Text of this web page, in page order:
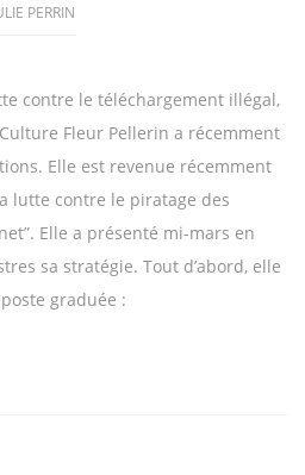
PERRIN
contre le téléchargement illégal,
Fleur Pellerin a récemment
Elle est revenue récemment
lutte contre le piratage des
Elle a présenté mi-mars en
sa stratégie. Tout d’abord, elle
graduée :